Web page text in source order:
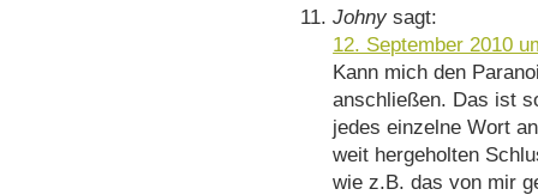
Johny sagt:
12. September 2010
Kann mich den
anschließen. Das ist
jedes einzelne Wort
weit hergeholten
wie z.B. das von mir